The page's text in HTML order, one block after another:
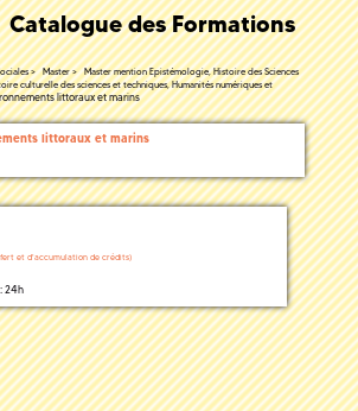
Catalogue des Formations
Master
Master mention Epistémologie, Histoire des Sciences
culturelle des sciences et techniques, Humanités numériques et
littoraux et marins
littoraux et marins
et d'accumulation de crédits)
24h